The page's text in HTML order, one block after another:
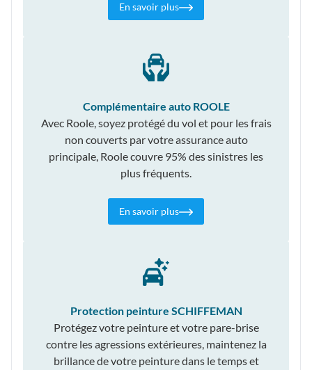
En savoir plus
Complémentaire auto ROOLE
Avec Roole, soyez protégé du vol et pour les frais
non couverts par votre assurance auto
principale, Roole couvre 95% des sinistres les
plus fréquents.
En savoir plus
Protection peinture SCHIFFEMAN
Protégez votre peinture et votre pare-brise
contre les agressions extérieures, maintenez la
brillance de votre peinture dans le temps et